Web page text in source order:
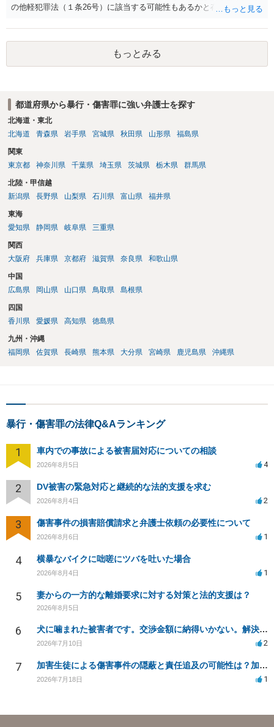
の他軽犯罪法（１条26号）に該当する可能性もあるかと存じます。 確
ご相談者様の対応によってはご相談者の方にも責任が生じてしまう 可
能性がございますので、冷静にご対応いただくようご留意いただけれ
ばと存じます。 以上、ご参考までに。
もっとみる
都道府県から暴行・傷害罪に強い弁護士を探す
北海道・東北
北海道
青森県 岩手県 宮城県 秋田県 山形県 福島県
関東
東京都
神奈川県 千葉県 埼玉県 茨城県 栃木県 群馬県
北陸・甲信越
新潟県
長野県 山梨県 石川県 富山県 福井県
東海
愛知県
静岡県 岐阜県 三重県
関西
大阪府
兵庫県 京都府 滋賀県 奈良県 和歌山県
中国
広島県
岡山県 山口県 鳥取県 島根県
四国
香川県
愛媛県 高知県 徳島県
九州・沖縄
福岡県
佐賀県 長崎県 熊本県 大分県 宮崎県 鹿児島県 沖縄県
暴行・傷害罪の法律Q&Aランキング
1 車内での事故による被害届対応についての相談
2026年8月5日 4
2 DV被害の緊急対応と継続的な法的支援を求む
2026年8月4日 2
3 傷害事件の損害賠償請求と弁護士依頼の必要性について
2026年8月6日 1
4 横暴なバイクに咄嗟にツバを吐いた場合
2026年8月4日 1
5 妻からの一方的な離婚要求に対する対策と法的支援は？
2026年8月5日
6 犬に噛まれた被害者です。交渉金額に納得いかない。解決策はありますか？
2026年7月10日 2
7 加害生徒による傷害事件の隠蔽と責任追及の可能性は？加害生徒の処分は？
2026年7月18日 1